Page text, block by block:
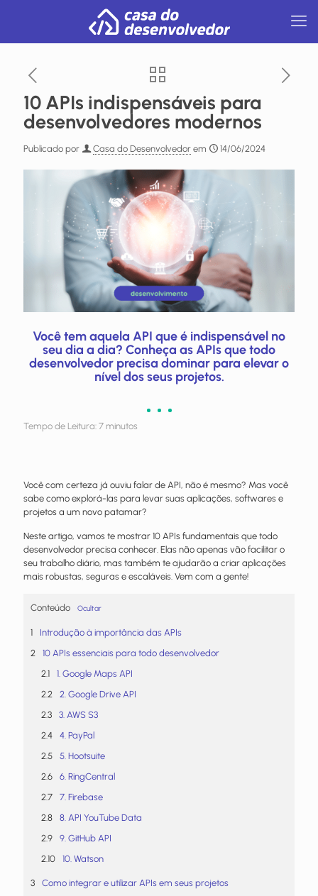
10 APIs indispensáveis para
desenvolvedores modernos
Publicado por Casa do Desenvolvedor em 14/06/2024
Você tem aquela API que é indispensável no
seu dia a dia? Conheça as APIs que todo
desenvolvedor precisa dominar para elevar o
nível dos seus projetos.
Tempo de Leitura: 7 minutos
Você com certeza já ouviu falar de API, não é mesmo? Mas você
sabe como explorá-las para levar suas aplicações, softwares e
projetos a um novo patamar?
Neste artigo, vamos te mostrar 10 APIs fundamentais que todo
desenvolvedor precisa conhecer. Elas não apenas vão facilitar o
seu trabalho diário, mas também te ajudarão a criar aplicações
mais robustas, seguras e escaláveis. Vem com a gente!
Conteúdo Ocultar
Introdução à importância das APIs
10 APIs essenciais para todo desenvolvedor
1. Google Maps API
2. Google Drive API
3. AWS S3
4. PayPal
5. Hootsuite
6. RingCentral
7. Firebase
8. API YouTube Data
9. GitHub API
10. Watson
Como integrar e utilizar APIs em seus projetos